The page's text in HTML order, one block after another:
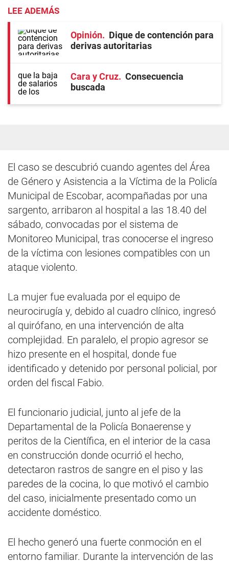
LEE ADEMÁS
Opinión
Dique de contención para
derivas autoritarias
Cara y Cruz
Consecuencia
buscada
El caso se descubrió cuando agentes del Área
de Género y Asistencia a la Víctima de la Policía
Municipal de Escobar, acompañadas por una
sargento, arribaron al hospital a las 18.40 del
sábado, convocadas por el sistema de
Monitoreo Municipal, tras conocerse el ingreso
de la víctima con lesiones compatibles con un
ataque violento.
La mujer fue evaluada por el equipo de
neurocirugía y, debido al cuadro clínico, ingresó
al quirófano, en una intervención de alta
complejidad. En paralelo, el propio agresor se
hizo presente en el hospital, donde fue
identificado y detenido por personal policial, por
orden del fiscal Fabio.
El funcionario judicial, junto al jefe de la
Departamental de la Policía Bonaerense y
peritos de la Científica, en el interior de la casa
en construcción donde ocurrió el hecho,
detectaron rastros de sangre en el piso y las
paredes de la cocina, lo que motivó el cambio
del caso, inicialmente presentado como un
accidente doméstico.
El hecho generó una fuerte conmoción en el
entorno familiar. Durante la intervención de las